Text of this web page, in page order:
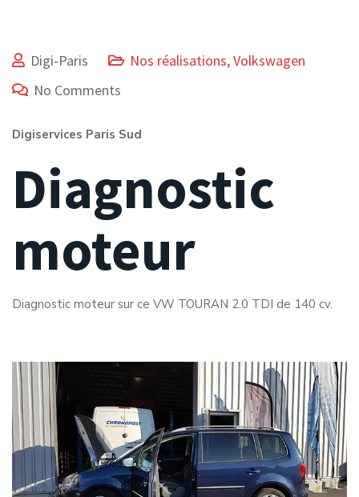
Digi-Paris Nos réalisations,Volkswagen
No Comments
Digiservices Paris Sud
Diagnostic
moteur
Diagnostic moteur sur ce VW TOURAN 2.0 TDI de 140 cv.